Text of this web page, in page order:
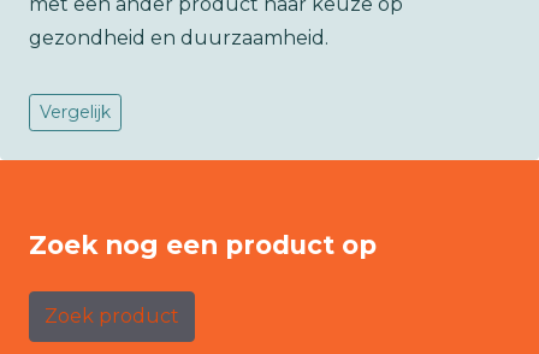
gezondheid en duurzaamheid.
Vergelijk
Zoek nog een product op
Zoek product